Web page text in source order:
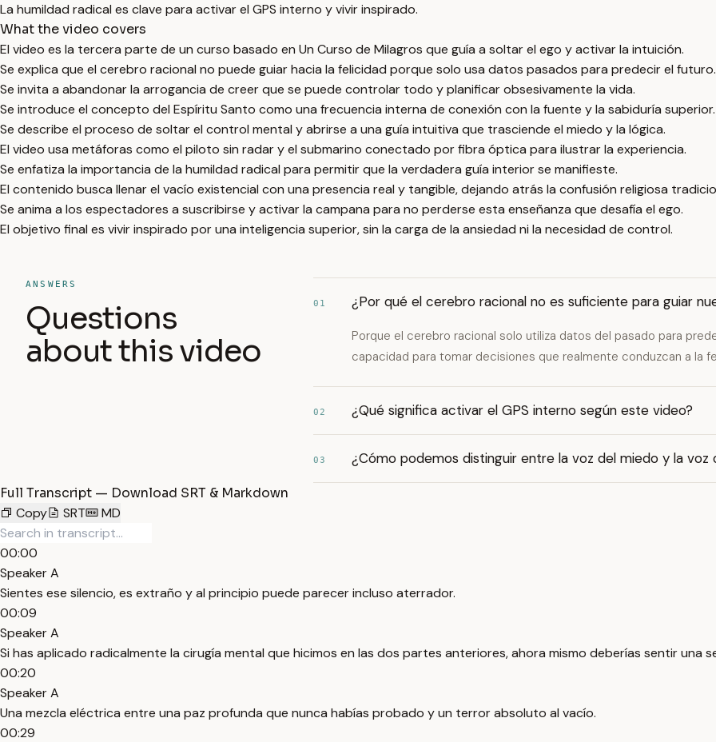
La humildad radical es clave para activar el GPS interno y vivir inspirado.
What the video covers
El video es la tercera parte de un curso basado en Un Curso de Milagros que guía a soltar el ego y activar la intuición.
Se explica que el cerebro racional no puede guiar hacia la felicidad porque solo usa datos pasados para predecir el futuro.
Se invita a abandonar la arrogancia de creer que se puede controlar todo y planificar obsesivamente la vida.
Se introduce el concepto del Espíritu Santo como una frecuencia interna de conexión con la fuente y la sabiduría superior.
Se describe el proceso de soltar el control mental y abrirse a una guía intuitiva que trasciende el miedo y la lógica.
El video usa metáforas como el piloto sin radar y el submarino conectado por fibra óptica para ilustrar la experiencia.
Se enfatiza la importancia de la humildad radical para permitir que la verdadera guía interior se manifieste.
El contenido busca llenar el vacío existencial con una presencia real y tangible, dejando atrás la confusión religiosa
Se anima a los espectadores a suscribirse y activar la campana para no perderse esta enseñanza que desafía el ego.
El objetivo final es vivir inspirado por una inteligencia superior, sin la carga de la ansiedad ni la necesidad de control.
ANSWERS
Questions
about this video
01 ¿Por qué el cerebro racional no es suficiente para guiar
Porque el cerebro racional solo utiliza datos del pasado para
capacidad para tomar decisiones que realmente conduzcan a la
02 ¿Qué significa activar el GPS interno según este video?
03 ¿Cómo podemos distinguir entre la voz del miedo y la voz
Full Transcript — Download SRT & Markdown
Copy
SRT MD
00:00
Speaker A
Sientes ese silencio, es extraño y al principio puede parecer incluso aterrador.
00:09
Speaker A
Si has aplicado radicalmente la cirugía mental que hicimos en las dos partes anteriores, ahora mismo deberías sentir una
00:20
Speaker A
Una mezcla eléctrica entre una paz profunda que nunca habías probado y un terror absoluto al vacío.
00:29